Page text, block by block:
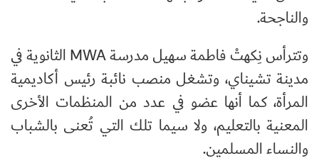
والناجحة.
وتترأس نِكهتْ فاطمة سهيل مدرسةMWA الثانوية في
مدينة تشيناي، وتشغل منصب نائبة رئيس أكاديمية
المرأة، كما أنها عضو في عدد من المنظمات الأخرى
المعنية بالتعليم، ولا سيما تلك التي تُعنى بالشباب
والنساء المسلمين.